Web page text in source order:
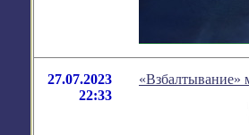
27.07.2023
22:33
«Взбалтывание»